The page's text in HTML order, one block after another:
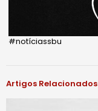
#notíciassbu
Artigos Relacionados